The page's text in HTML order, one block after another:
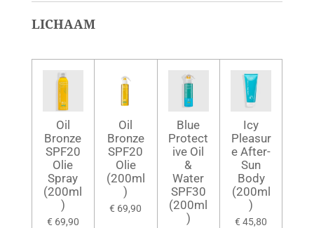
LICHAAM
Oil
Bronze
SPF20
Olie
Spray
(200ml
)
€ 69,90
Oil
Bronze
SPF20
Olie
(200ml
)
€ 69,90
Blue
Protect
ive Oil
&
Water
SPF30
(200ml
)
Icy
Pleasur
e After-
Sun
Body
(200ml
)
€ 45,80